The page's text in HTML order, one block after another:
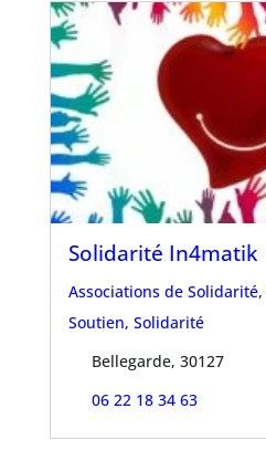
Solidarité In4matik
Associations de Solidarité,
Soutien, Solidarité
Bellegarde, 30127
06 22 18 34 63